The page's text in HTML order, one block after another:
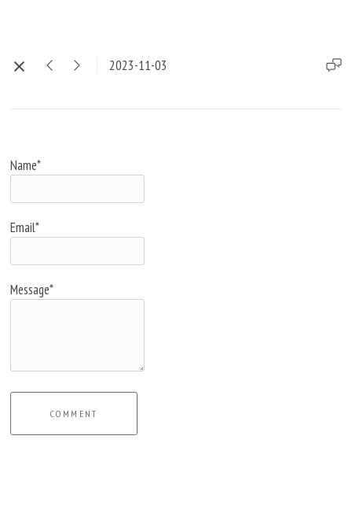
2023-11-03
Name*
Email*
Message*
COMMENT